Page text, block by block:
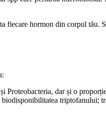
fiecare hormon din corpul tău.
Proteobacteria, dar și o
triptofanului;